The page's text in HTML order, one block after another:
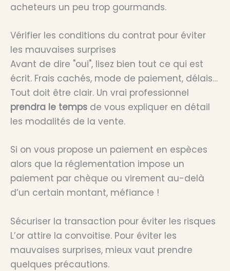
acheteurs un peu trop gourmands.
Vérifier les conditions du contrat pour éviter
les mauvaises surprises
Avant de dire "oui", lisez bien tout ce qui est
écrit. Frais cachés, mode de paiement, délais…
Tout doit être clair. Un vrai professionnel
prendra le temps de vous expliquer en détail
les modalités de la vente.
Si on vous propose un paiement en espèces
alors que la réglementation impose un
paiement par chèque ou virement au-delà
d’un certain montant, méfiance !
Sécuriser la transaction pour éviter les risques
L’or attire la convoitise. Pour éviter les
mauvaises surprises, mieux vaut prendre
quelques précautions.